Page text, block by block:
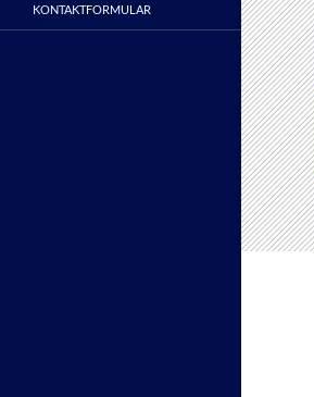
KONTAKTFORMULAR